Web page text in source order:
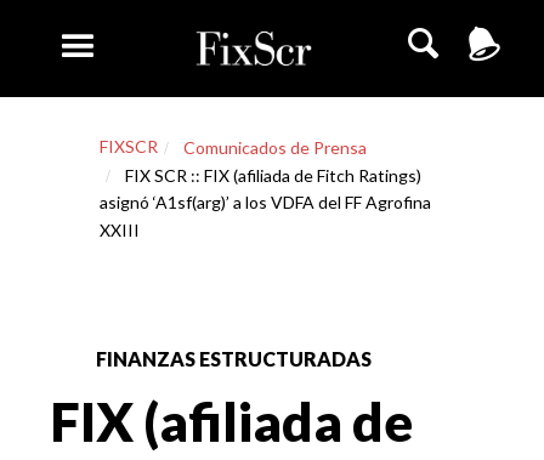
FIXSCR
Comunicados de Prensa
FIX SCR :: FIX (afiliada de Fitch Ratings)
asignó ‘A1sf(arg)’ a los VDFA del FF Agrofina
XXIII
FINANZAS ESTRUCTURADAS
FIX (afiliada de